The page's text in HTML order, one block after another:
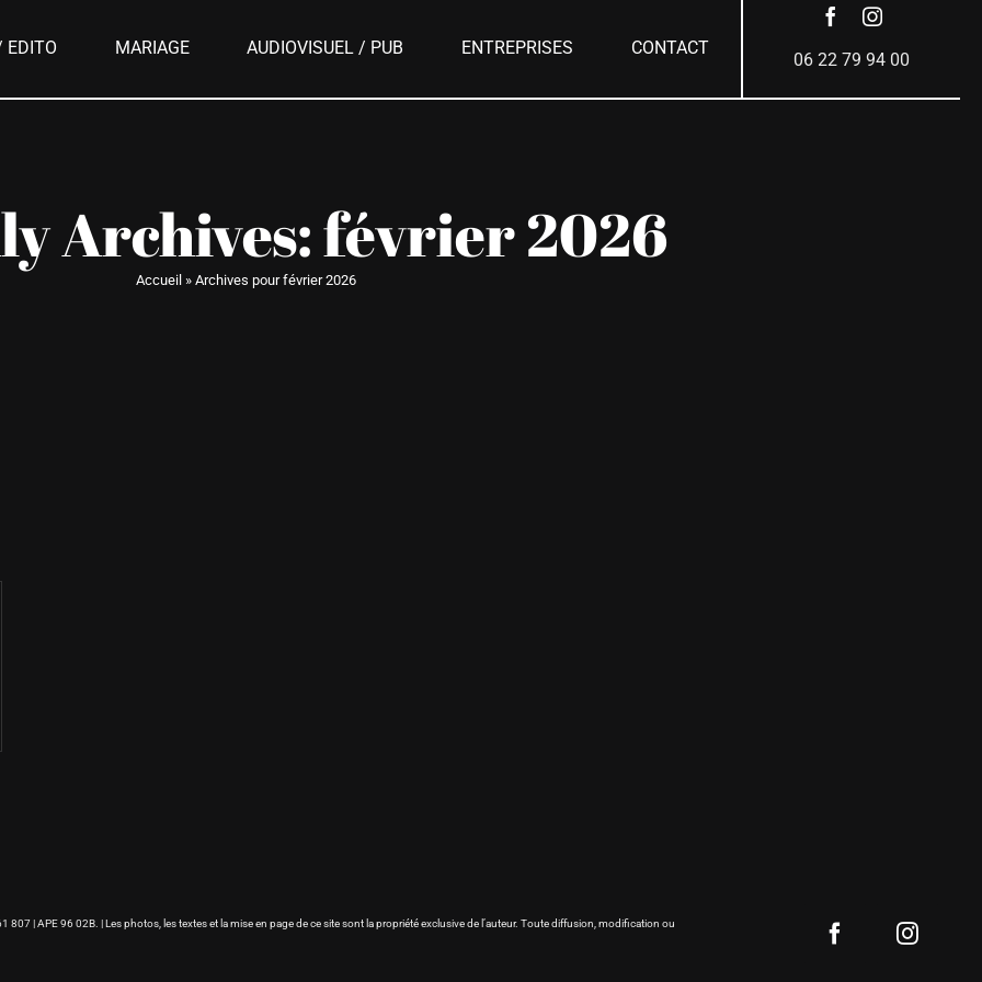
EDITO MARIAGE AUDIOVISUEL / PUB ENTREPRISES CONTACT
06 22 79 94 00
Archives:février 2026
Accueil» Archives pour février 2026
| APE 96 02B. | Les photos, les textes et la mise en page de ce site sont la propriété exclusive de l’auteur. Toute diffusion, modification ou